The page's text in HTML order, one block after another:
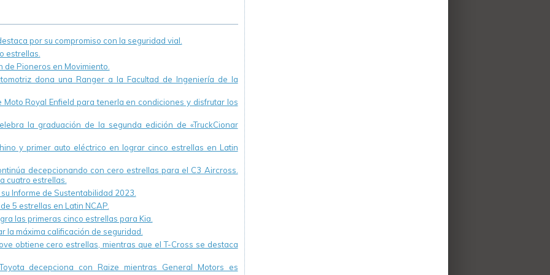
por su compromiso con la seguridad vial.
estrellas.
Pioneros en Movimiento.
dona una Ranger a la Facultad de Ingeniería de la
Royal Enfield para tenerla en condiciones y disfrutar los
la graduación de la segunda edición de «TruckCionar
y primer auto eléctrico en lograr cinco estrellas en Latin
decepcionando con cero estrellas para el C3 Aircross.
cuatro estrellas.
Informe de Sustentabilidad 2023.
5 estrellas en Latin NCAP.
las primeras cinco estrellas para Kia.
la máxima calificación de seguridad.
obtiene cero estrellas, mientras que el T-Cross se destaca
decepciona con Raize mientras General Motors es